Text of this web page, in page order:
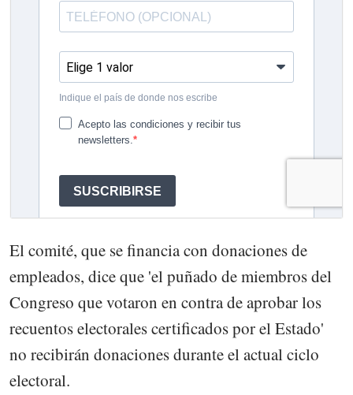
El comité, que se financia con donaciones de
empleados, dice que 'el puñado de miembros del
Congreso que votaron en contra de aprobar los
recuentos electorales certificados por el Estado'
no recibirán donaciones durante el actual ciclo
electoral.